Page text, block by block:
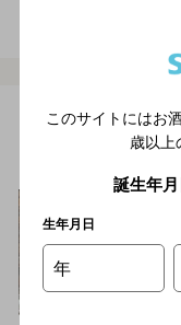
Ｂａｒ ：
このサイトにはお
歳以上
誕生年月
生年月日
年